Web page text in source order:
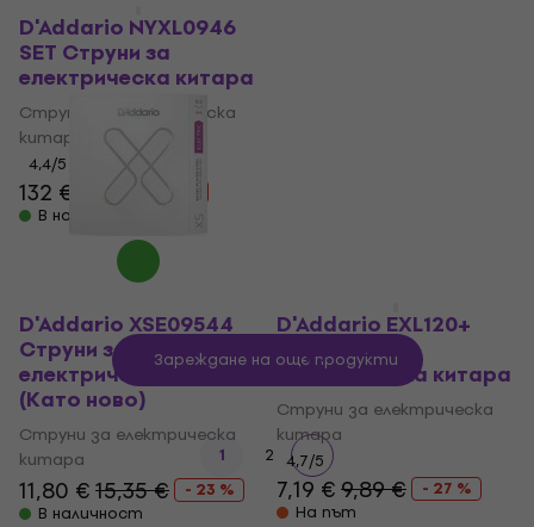
D'Addario NYXL0946
SET Струни за
електрическа китара
Струни за електрическа
китара
4,4/5
132 € 179 €
- 26 %
В наличност
D'Addario XSE09544
Струни за
електрическа китара
(Като ново)
Струни за електрическа
китара
11,80 €15,35 €
- 23 %
В наличност
D'Addario EXL120+
Струни за
електрическа китара
Струни за електрическа
китара
4,7/5
7,19 €9,89 €
- 27 %
На път
Зареждане на още продукти
1 2